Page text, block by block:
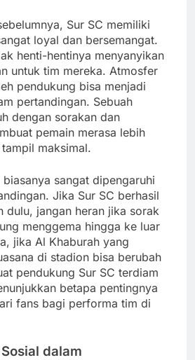
Sur SC memiliki
loyal dan bersemangat.
henti-hentinya menyanyikan
untuk tim mereka. Atmosfer
pendukung bisa menjadi
pertandingan. Sebuah
dengan sorakan dan
pemain merasa lebih
maksimal.
sangat dipengaruhi
Jika Sur SC berhasil
dulu, jangan heran jika sorak
menggema hingga ke luar
jika Al Khaburah yang
di stadion bisa berubah
pendukung Sur SC terdiam
betapa pentingnya
fans bagi performa tim di
dalam